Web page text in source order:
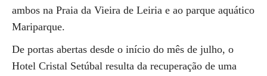
ambos na Praia da Vieira de Leiria e ao parque aquático
Mariparque.
De portas abertas desde o início do mês de julho, o
Hotel Cristal Setúbal resulta da recuperação de uma